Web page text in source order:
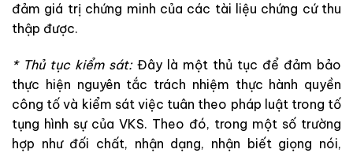
đảm giá trị chứng minh của các tài liệu chứng cứ thu
thập được.
* Thủ tục kiểm sát: Đây là một thủ tục để đảm bảo
thực hiện nguyên tắc trách nhiệm thực hành quyền
công tốvà kiểm sát việc tuân theo pháp luật trong tố
tụng hình sự của VKS. Theo đó, trong một số trường
hợp như đối chất, nhận dạng, nhận biết giọng nói,